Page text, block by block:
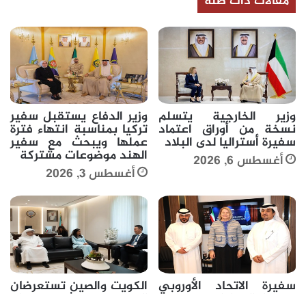
وزير الخارجية يتسلم
نسخة من أوراق اعتماد
سفيرة أستراليا لدى البلاد
أغسطس 6, 2026
وزير الدفاع يستقبل سفير
تركيا بمناسبة انتهاء فترة
عملها ويبحث مع سفير
الهند موضوعات مشتركة
أغسطس 3, 2026
سفيرة الاتحاد الأوروبي الكويت والصين تستعرضان